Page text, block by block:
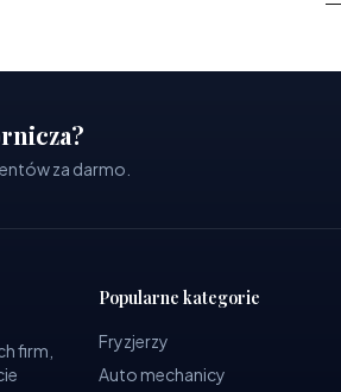
za darmo.
firm,
Popularne kategorie
Fryzjerzy
Auto mechanicy